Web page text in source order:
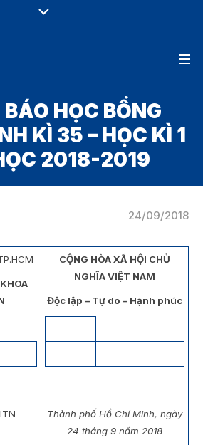
HỌC BỔNG
KÌ 35 – HỌC KÌ 1
2018-2019
24/09/2018
CỘNG HÒA XÃ HỘI CHỦ
NGHĨA VIỆT NAM
Độc lập – Tự do – Hạnh phúc
Thành phố Hồ Chí Minh, ngày
24 tháng 9 năm 2018